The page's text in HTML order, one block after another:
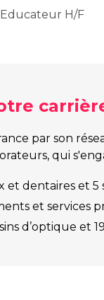
H/F
par son
qui
dentaires et 5
et
d’optique et